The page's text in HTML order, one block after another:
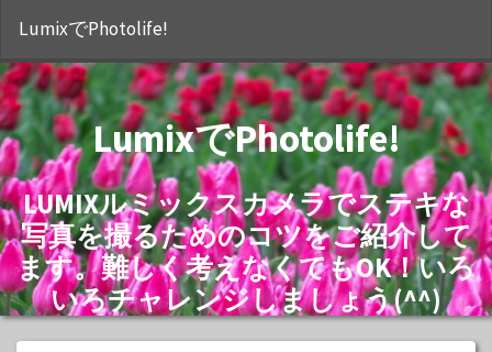
LumixでPhotolife!
LumixでPhotolife!
LUMIXルミックスカメラでステキな
写真を撮るためのコツをご紹介して
ます。難しく考えなくてもOK！いろ
いろチャレンジしましょう(^^)